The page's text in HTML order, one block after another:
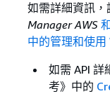
如需詳細資訊
Manager AWS
中的管理和使用
如需 API 詳
考》 中的